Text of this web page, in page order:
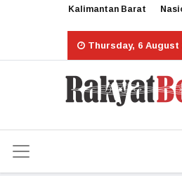
Kalimantan Barat
Thursday, 6 August